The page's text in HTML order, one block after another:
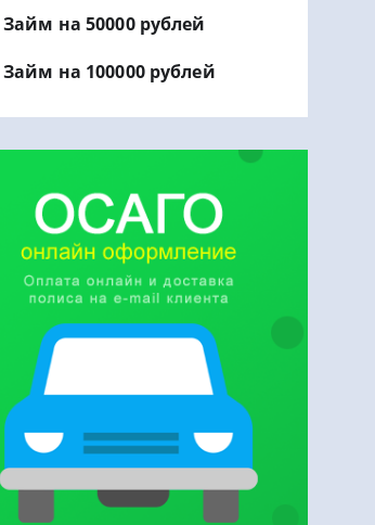
Займ на 50000 рублей
Займ на 100000 рублей